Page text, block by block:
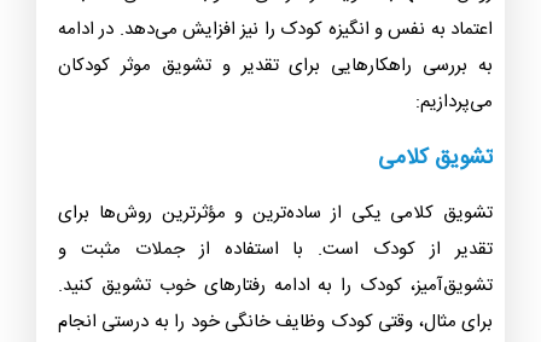
اعتماد به نفس و انگیزه کودک را نیز افزایش می‌دهد. در ادامه
به بررسی راهکارهایی برای تقدیر و تشویق موثر کودکان
می‌پردازیم:
تشویق کلامی
تشویق کلامی یکی از ساده‌ترین و مؤثرترین روش‌ها برای
تقدیر از کودک است. با استفاده از جملات مثبت و
تشویق‌آمیز، کودک را به ادامه رفتارهای خوب تشویق کنید.
برای مثال، وقتی کودک وظایف خانگی خود را به درستی انجام